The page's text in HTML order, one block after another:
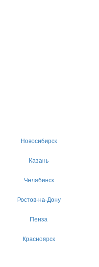
Новосибирск
Казань
Челябинск
Ростов-на-Дону
Пенза
Красноярск